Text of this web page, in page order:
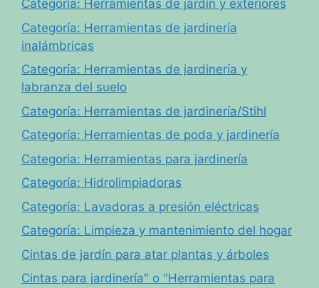
Categoría: Herramientas de jardín y exteriores
Categoría: Herramientas de jardinería
inalámbricas
Categoría: Herramientas de jardinería y
labranza del suelo
Categoría: Herramientas de jardinería/Stihl
Categoría: Herramientas de poda y jardinería
Categoria: Herramientas para jardinería
Categoría: Hidrolimpiadoras
Categoría: Lavadoras a presión eléctricas
Categoría: Limpieza y mantenimiento del hogar
Cintas de jardín para atar plantas y árboles
Cintas para jardinería" o "Herramientas para